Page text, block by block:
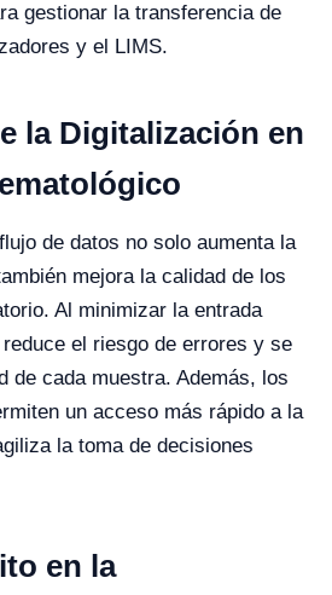
gestionar la transferencia de
y el LIMS.
la Digitalización en
de datos no solo aumenta la
mejora la calidad de los
Al minimizar la entrada
el riesgo de errores y se
de cada muestra. Además, los
un acceso más rápido a la
la toma de decisiones
en la